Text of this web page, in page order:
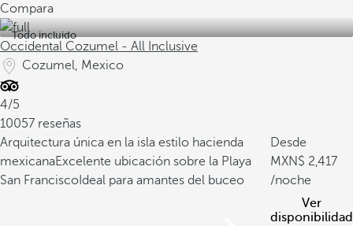
Compara
Todo incluido
Occidental Cozumel - All Inclusive
Cozumel, Mexico
4/5
10057 reseñas
Arquitectura única en la isla estilo hacienda
mexicanaExcelente ubicación sobre la Playa
San Francisco Ideal para amantes del buceo
Desde
2,417
/noche
Ver
disponibilidad